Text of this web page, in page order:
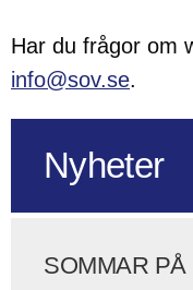
Har du frågor om
info@sov.se.
Nyheter
SOMMAR